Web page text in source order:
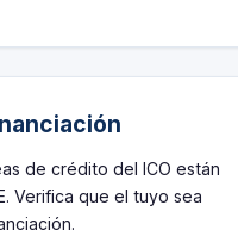
de crédito del ICO están
Verifica que el tuyo sea